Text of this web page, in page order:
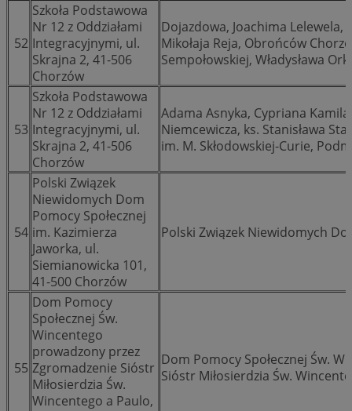
52
Szkoła Podstawowa
Nr 12 z Oddziałami
Integracyjnymi, ul.
Skrajna 2, 41-506
Chorzów
Dojazdowa, Joachima
Mikołaja Reja, Obrońców
Sempołowskiej, Władysława
53
Szkoła Podstawowa
Nr 12 z Oddziałami
Integracyjnymi, ul.
Skrajna 2, 41-506
Chorzów
Adama Asnyka, Cypriana
Niemcewicza, ks. Stanisława
im. M. Skłodowskiej-Curie,
54
Polski Związek
Niewidomych Dom
Pomocy Społecznej
im. Kazimierza
Jaworka, ul.
Siemianowicka 101,
41-500 Chorzów
Polski Związek Niewidomych
55
Dom Pomocy
Społecznej Św.
Wincentego
prowadzony przez
Zgromadzenie Sióstr
Miłosierdzia Św.
Wincentego a Paulo,
Dom Pomocy Społecznej Św.
Sióstr Miłosierdzia Św.